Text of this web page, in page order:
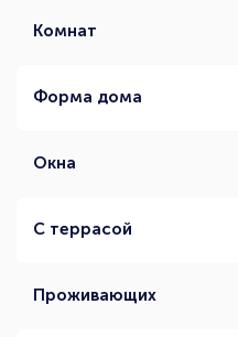
Комнат
Форма дома
Окна
С террасой
Проживающих